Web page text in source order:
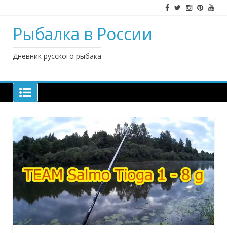
Рыбалка в России
Дневник русского рыбака